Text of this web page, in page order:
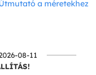
a méretekhez
08-11